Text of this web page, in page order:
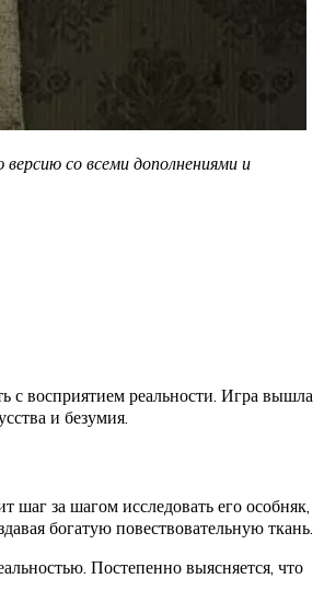
со всеми дополнениями и
с восприятием реальности. Игра вышла
и безумия.
за шагом исследовать его особняк,
богатую повествовательную ткань.
Постепенно выясняется, что